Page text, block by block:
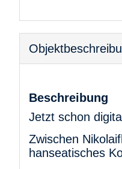
Beschreibung
Jetzt schon
Zwischen
hanseatisches